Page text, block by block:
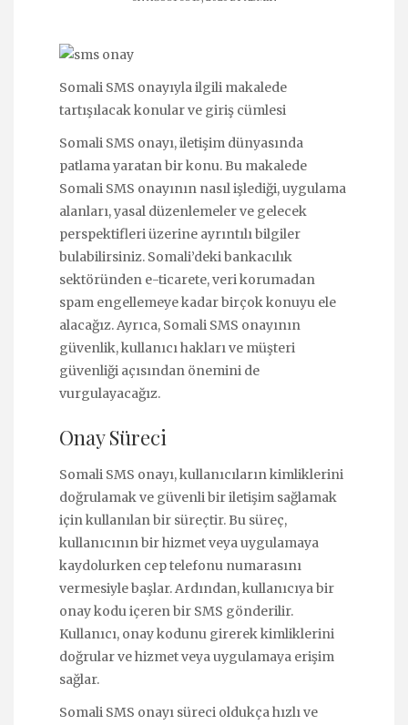
Somali SMS onayıyla ilgili makalede
tartışılacak konular ve giriş cümlesi
Somali SMS onayı, iletişim dünyasında
patlama yaratan bir konu. Bu makalede
Somali SMS onayının nasıl işlediği, uygulama
alanları, yasal düzenlemeler ve gelecek
perspektifleri üzerine ayrıntılı bilgiler
bulabilirsiniz. Somali’deki bankacılık
sektöründen e-ticarete, veri korumadan
spam engellemeye kadar birçok konuyu ele
alacağız. Ayrıca, Somali SMS onayının
güvenlik, kullanıcı hakları ve müşteri
güvenliği açısından önemini de
vurgulayacağız.
Onay Süreci
Somali SMS onayı, kullanıcıların kimliklerini
doğrulamak ve güvenli bir iletişim sağlamak
için kullanılan bir süreçtir. Bu süreç,
kullanıcının bir hizmet veya uygulamaya
kaydolurken cep telefonu numarasını
vermesiyle başlar. Ardından, kullanıcıya bir
onay kodu içeren bir SMS gönderilir.
Kullanıcı, onay kodunu girerek kimliklerini
doğrular ve hizmet veya uygulamaya erişim
sağlar.
Somali SMS onayı süreci oldukça hızlı ve